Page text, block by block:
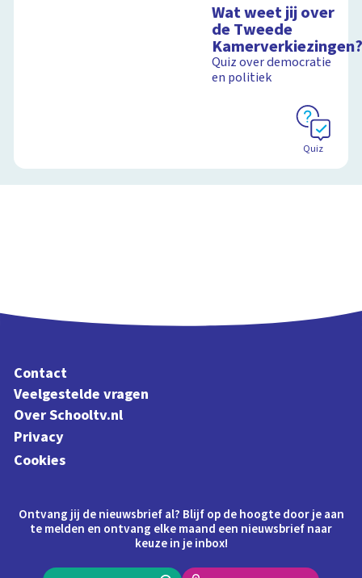
Wat weet jij over
de Tweede
Quiz over democratie
en politiek
Quiz
Contact
Veelgestelde vragen
Over Schooltv.nl
Privacy
Cookies
Ontvang jij de nieuwsbrief al? Blijf op de hoogte door je aan
te melden en ontvang elke maand een nieuwsbrief naar
keuze in je inbox!